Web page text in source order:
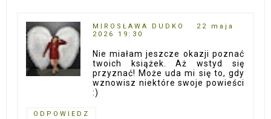
MIROSŁAWA DUDKO
22 maja
2026 19:30
Nie miałam jeszcze okazji poznać
twoich książek. Aż wstyd się
przyznać! Może uda mi się to, gdy
wznowisz niektóre swoje powieści
:)
ODPOWIEDZ